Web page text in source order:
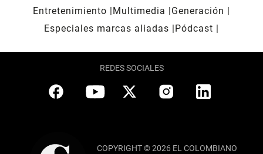
Entretenimiento
Multimedia
Generación
Especiales marcas aliadas
Pódcast
REDES SOCIALES
COPYRIGHT © 2026 EL COLOMBIANO